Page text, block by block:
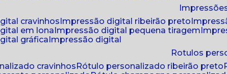
cravinhos impressão digital ribeirão preto
em lona impressão digital pequena tiragem
gráfica impressão digital
rotulos
cravinhos
rótulo personalizado ribeirão preto